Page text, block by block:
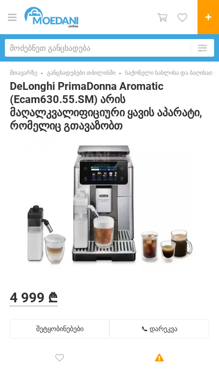
მთავარზე განცხადებები თბილისში საქონელი სახლისა და
DeLonghi PrimaDonna Aromatic
(Ecam630.55.SM) არის
მაღალკვალიფიციური ყავის აპარატი,
რომელიც გთავაზობთ
4 999 ₾
შეტყობინებები 📞 დარეკვა